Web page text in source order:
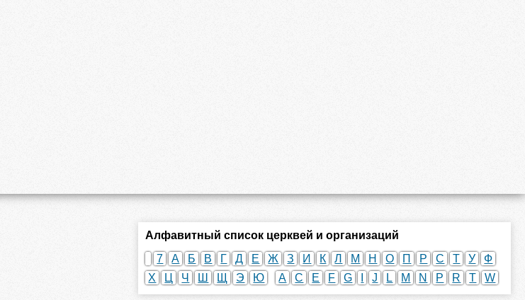
Алфавитный список церквей и организаций
7
А Б В Г Д Е Ж З И К Л М Н О П Р С Т У
Ф
Х
Ц Ч Ш Щ Э Ю A C E F G J L M N P R T W